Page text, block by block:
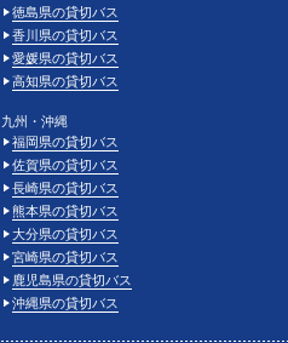
徳島県の貸切バス
香川県の貸切バス
愛媛県の貸切バス
高知県の貸切バス
九州・沖縄
福岡県の貸切バス
佐賀県の貸切バス
長崎県の貸切バス
熊本県の貸切バス
大分県の貸切バス
宮崎県の貸切バス
鹿児島県の貸切バス
沖縄県の貸切バス